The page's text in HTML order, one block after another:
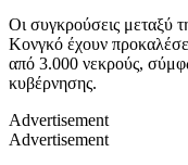
Οι συγκρούσεις μεταξύ
Κονγκό έχουν
από 3.000 νεκρούς,
κυβέρνησης.
Advertisement
Advertisement